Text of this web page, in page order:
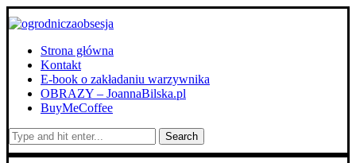
Strona główna
Kontakt
E-book o zakładaniu warzywnika
OBRAZY – JoannaBilska.pl
BuyMeCoffee
Search